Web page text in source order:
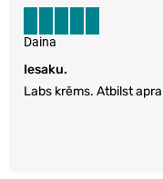
Iesaku.
Labs krēms. Atbilst
Daina